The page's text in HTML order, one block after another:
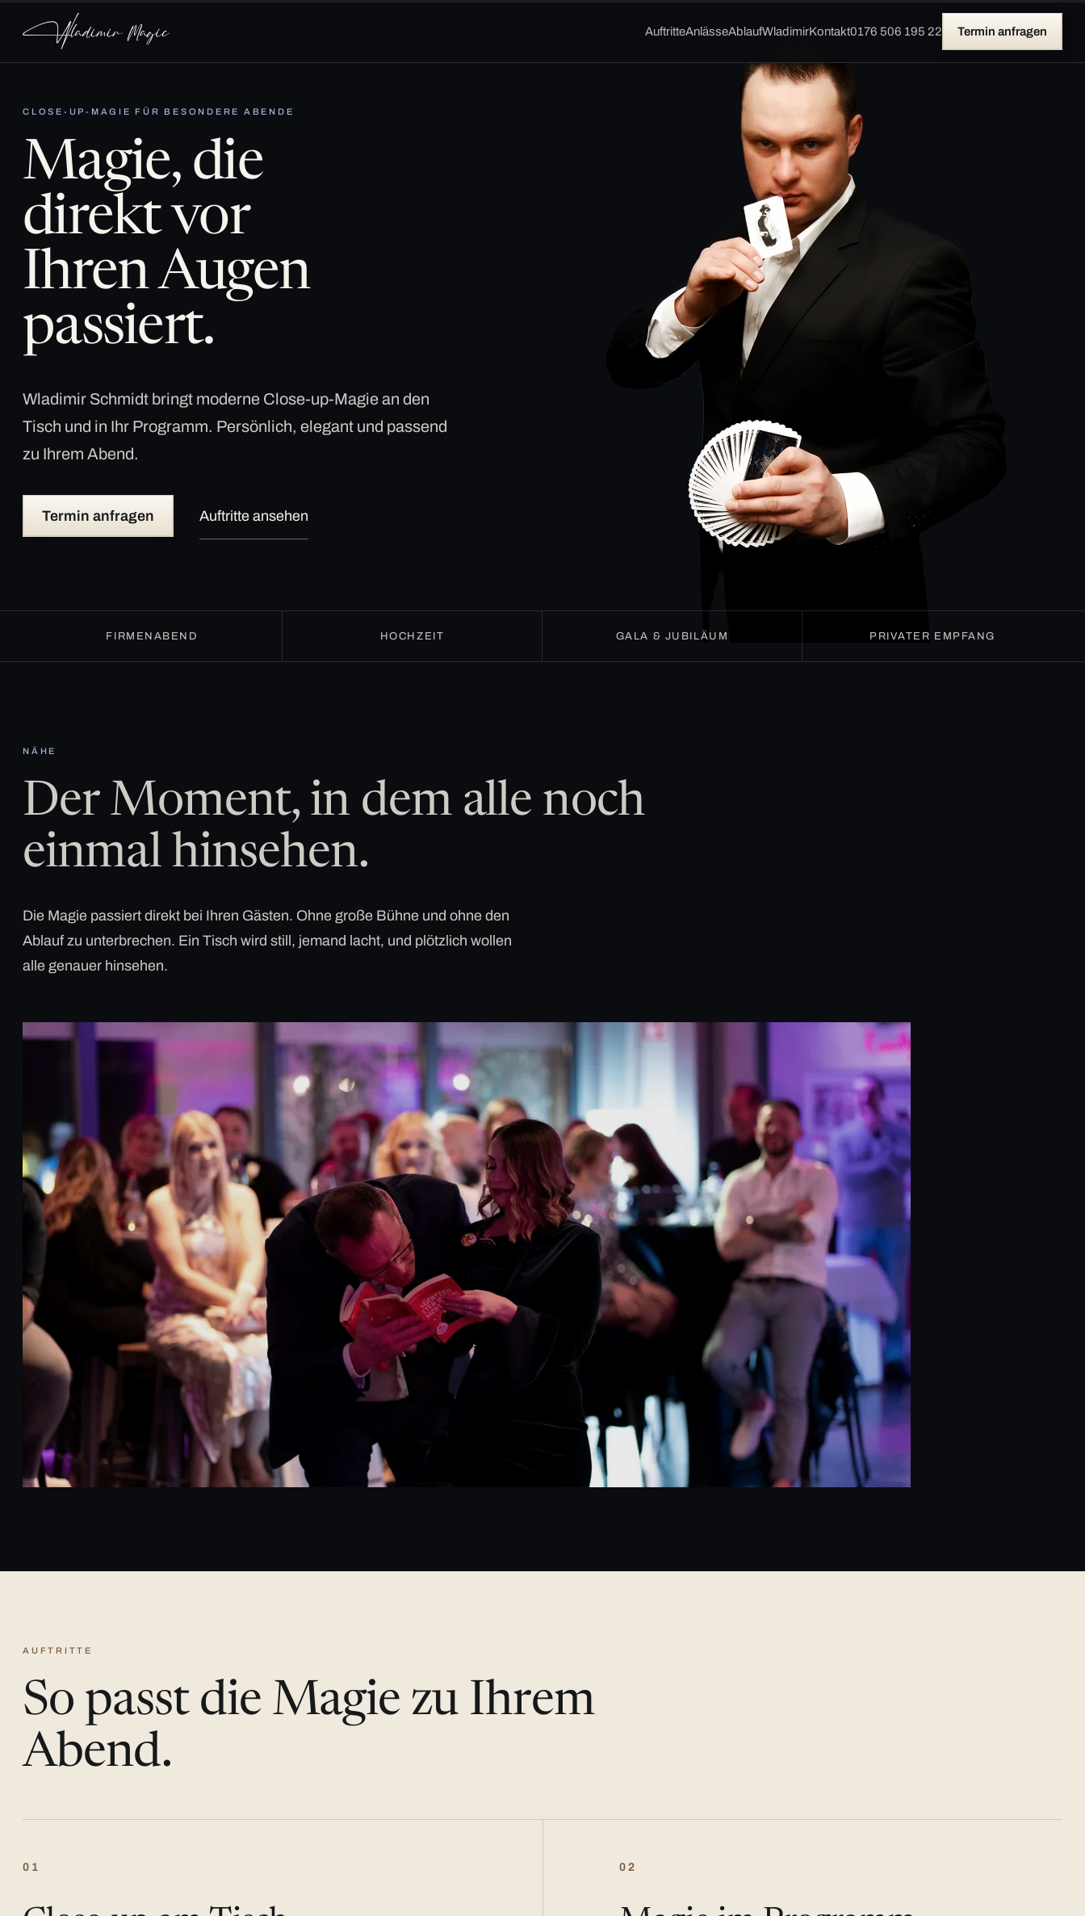
AuftritteAnlässeAblaufWladimirKontakt0176 506 195 22 Termin anfragen
CLOSE-UP-MAGIE FÜR BESONDERE ABENDE
Magie, die
direkt vor
Ihren Augen
passiert.
Wladimir Schmidt bringt moderne Close-up-Magie an den
Tisch und in Ihr Programm. Persönlich, elegant und passend
zu Ihrem Abend.
Termin anfragen Auftritte ansehen
FIRMENABEND HOCHZEIT GALA & JUBILÄUM PRIVATER EMPFANG
NÄHE
Der Moment, in dem alle noch
einmal hinsehen.
Die Magie passiert direkt bei Ihren Gästen. Ohne große Bühne und ohne den
Ablauf zu unterbrechen. Ein Tisch wird still, jemand lacht, und plötzlich wollen
alle genauer hinsehen.
AUFTRITTE
So passt die Magie zu Ihrem
Abend.
01 02